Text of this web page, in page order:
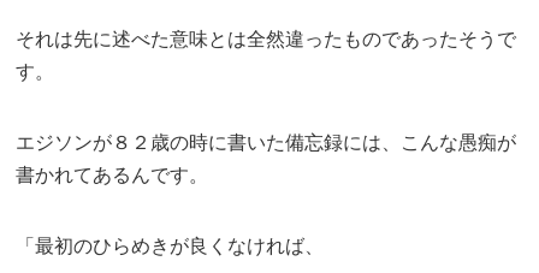
それは先に述べた意味とは全然違ったものであったそうで
す。
エジソンが８２歳の時に書いた備忘録には、こんな愚痴が
書かれてあるんです。
「最初のひらめきが良くなければ、